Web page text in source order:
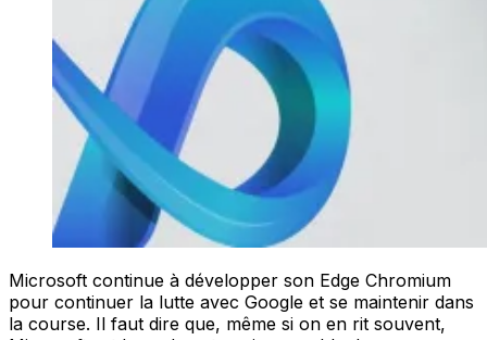
Microsoft continue à développer son Edge Chromium
pour continuer la lutte avec Google et se maintenir dans
la course. Il faut dire que, même si on en rit souvent,